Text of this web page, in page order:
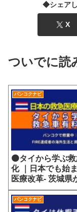
◆シェア
X
ついでに読
バンコクナビ
🟠タイから学ぶ
化 ｜日本でも始
医療改革- 茨城県
7700円の選定療
す医療サービスの
バンコクナビ